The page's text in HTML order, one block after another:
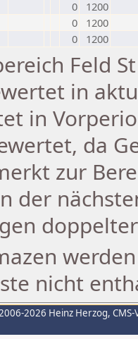
0
1200
0
1200
0 1200
Feld
in
in
da
zur
der
nicht
2026 Heinz Herzog,